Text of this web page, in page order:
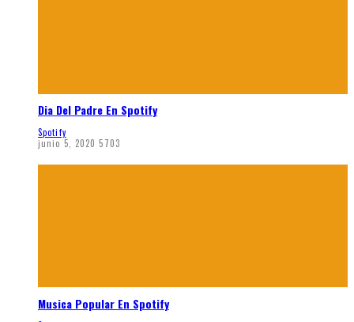
Dia Del Padre En Spotify
Spotify
junio 5, 2020 5703
Musica Popular En Spotify